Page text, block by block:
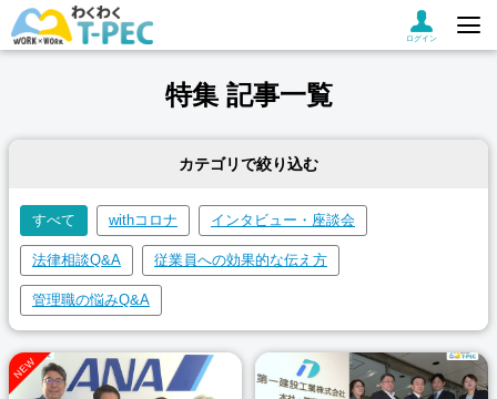
ログイン
特集 記事一覧
カテゴリで絞り込む
すべて withコロナ インタビュー・座談会
法律相談Q&A 従業員への効果的な伝え方
管理職の悩みQ&A